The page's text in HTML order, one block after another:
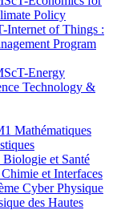
Policy
Internet of Things :
Program
Energy
Technology &
Mathématiques
et Santé
et Interfaces
Cyber Physique
des Hautes